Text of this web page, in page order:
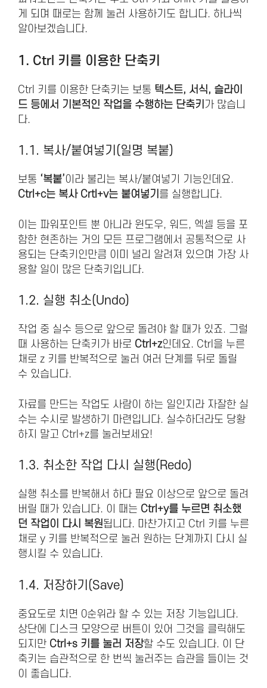
게 되며 때로는 함께 눌러 사용하기도 합니다. 하나씩
알아보겠습니다.
1. Ctrl 키를 이용한 단축키
Ctrl 키를 이용한 단축키는 보통 텍스트, 서식, 슬라이
드 등에서 기본적인 작업을 수행하는 단축키 가 많습니
다.
1.1. 복사/붙여넣기(일명 복붙)
보통 ‘복붙’이라 불리는 복사/붙여넣기 기능인데요.
Ctrl+c는 복사 Crtl+v는 붙여넣기 를 실행합니다.
이는 파워포인트 뿐 아니라 윈도우, 워드, 엑셀 등을 포
함한 현존하는 거의 모든 프로그램에서 공통적으로 사
용되는 단축키인만큼 이미 널리 알려져 있으며 가장 사
용할 일이 많은 단축키입니다.
1.2. 실행 취소(Undo)
작업 중 실수 등으로 앞으로 돌려야 할 때가 있죠. 그럴
때 사용하는 단축키가 바로 Ctrl+z인데요. Ctrl을 누른
채로 z 키를 반복적으로 눌러 여러 단계를 뒤로 돌릴
수 있습니다.
자료를 만드는 작업도 사람이 하는 일인지라 자잘한 실
수는 수시로 발생하기 마련입니다. 실수하더라도 당황
하지 말고 Ctrl+z를 눌러보세요!
1.3. 취소한 작업 다시 실행(Redo)
실행 취소를 반복해서 하다 필요 이상으로 앞으로 돌려
버릴 때가 있습니다. 이 때는 Ctrl+y를 누르면 취소했
던 작업이 다시 복원됩니다. 마찬가지고 Ctrl 키를 누른
채로 y 키를 반복적으로 눌러 원하는 단계까지 다시 실
행시킬 수 있습니다.
1.4. 저장하기(Save)
중요도로 치면 0순위라 할 수 있는 저장 기능입니다.
상단에 디스크 모양으로 버튼이 있어 그것을 클릭해도
되지만 Ctrl+s 키를 눌러 저장할 수도 있습니다. 이 단
축키는 습관적으로 한 번씩 눌러주는 습관을 들이는 것
이 좋습니다.